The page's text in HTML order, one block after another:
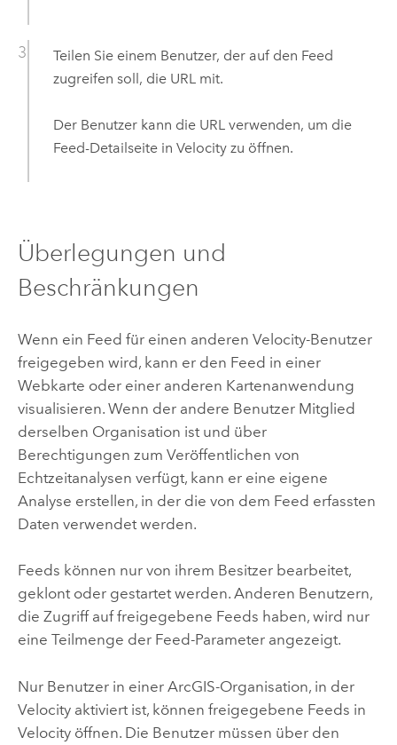
Teilen Sie einem Benutzer, der auf den Feed
zugreifen soll, die URL mit.
Der Benutzer kann die URL verwenden, um die
Feed-Detailseite in Velocityzu öffnen.
Überlegungen und
Beschränkungen
Wenn ein Feed für einen anderen Velocity-Benutzer
freigegeben wird, kann er den Feed in einer
Webkarte oder einer anderen Kartenanwendung
visualisieren. Wenn der andere Benutzer Mitglied
derselben Organisation ist und über
Berechtigungen zum Veröffentlichen von
Echtzeitanalysen verfügt, kann er eine eigene
Analyse erstellen, in der die von dem Feed erfassten
Daten verwendet werden.
Feeds können nur von ihrem Besitzer bearbeitet,
geklont oder gestartet werden. Anderen Benutzern,
die Zugriff auf freigegebene Feeds haben, wird nur
eine Teilmenge der Feed-Parameter angezeigt.
Nur Benutzer in einer ArcGIS-Organisation, in der
Velocityaktiviert ist, können freigegebene Feeds in
Velocityöffnen. Die Benutzer müssen über den